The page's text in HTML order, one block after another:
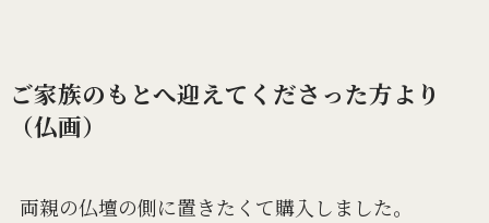
ご家族のもとへ迎えてくださった方より
（仏画）
両親の仏壇の側に置きたくて購入しました。